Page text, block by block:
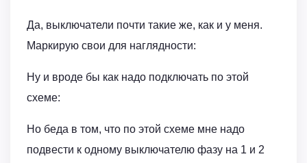
Да, выключатели почти такие же, как и у меня.
Маркирую свои для наглядности:
Ну и вроде бы как надо подключать по этой
схеме:
Но беда в том, что по этой схеме мне надо
подвести к одному выключателю фазу на 1 и 2